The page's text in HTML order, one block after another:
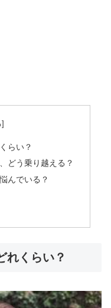
らい？
どう乗り越える？
んでいる？
れくらい？